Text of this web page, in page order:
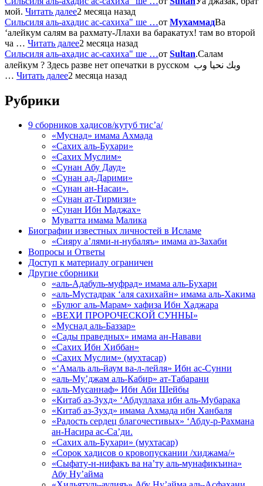
мой. Читать далее2 месяца назад
Сильсиля аль-ахадис ас-сахиха" ше …от МухаммадВа
‘алейкум салям ва рахмату-Ллахи ва баракатух! там во второй
ча … Читать далее2 месяца назад
Сильсиля аль-ахадис ас-сахиха" ше …от Sultan.Салам
алейкум ? Здесь разве нет опечатки в русском وبك نحيا وب
… Читать далее2 месяца назад
Рубрики
9 сборников хадисов/кутуб тис’а/
«Муснад» имама Ахмада
«Сахих аль-Бухари»
«Сахих Муслим»
«Сунан Абу Дауд»
«Сунан ад-Дарими»
«Сунан ан-Насаи».
«Сунан ат-Тирмизи»
«Сунан Ибн Маджах»
Муватта имама Малика
Биографии известных личностей в Исламе
«Сияру а’лями-н-нубаляъ» имама аз-Захаби
Вопросы и Ответы
Доступ к материалу ограничен
Другие сборники
«аль-Адабуль-муфрад» имама аль-Бухари
«аль-Мустадрак ‘аля сахихайн» имама аль-Хакима
«Булюг аль-Марам» хафиза Ибн Хаджара
«ВЕХИ ПРОРОЧЕСКОЙ СУННЫ»
«Муснад аль-Баззар»
«Сады праведных» имама ан-Навави
«Сахих Ибн Хиббан»
«Сахих Муслим» (мухтасар)
«‘Амаль аль-йаум ва-л-лейля» Ибн ас-Сунни
«аль-Му’джам аль-Кабир» ат-Табарани
«аль-Мусаннаф» Ибн Аби Шейбы
«Китаб аз-Зухд» ‘Абдуллаха ибн аль-Мубарака
«Китаб аз-Зухд» имама Ахмада ибн Ханбаля
«Радость сердец благочестивых» ‘Абду-р-Рахмана
ан-Насира ас-Са’ди.
«Сахих аль-Бухари» (мухтасар)
«Сорок хадисов о кровопускании /хиджама/»
«Сыфату-н-нифакъ ва на’ту аль-мунафикъина»
Абу Ну’айма